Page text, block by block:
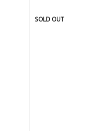
SOLD OUT